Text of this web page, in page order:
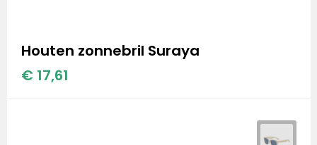
Houten zonnebril Suraya
€ 17,61